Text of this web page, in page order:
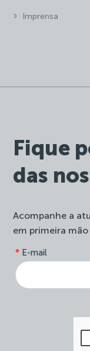
Fique
das
Acompanhe a
em primeira mão
E-mail
*
Imprensa